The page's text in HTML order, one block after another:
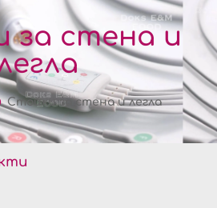
за стена и
Стойки за стена и легла